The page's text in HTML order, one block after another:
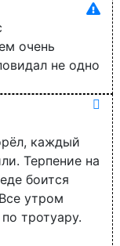
очень
не одно
каждый
Терпение на
боится
утром
тротуару.